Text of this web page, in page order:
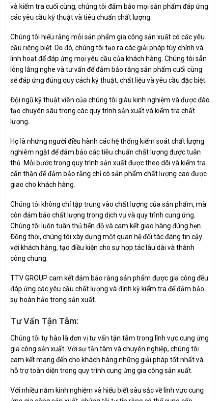
và kiểm tra cuối cùng, chúng tôi đảm bảo mọi sản phẩm đáp ứng
các yêu cầu kỹ thuật và tiêu chuẩn chất lượng.
Chúng tôi hiểu rằng mỗi sản phẩm gia công sản xuất có các yêu
cầu riêng biệt. Do đó, chúng tôi tạo ra các giải pháp tùy chỉnh và
linh hoạt để đáp ứng mọi yêu cầu của khách hàng. Chúng tôi sẵn
lòng lắng nghe và tư vấn để đảm bảo rằng sản phẩm cuối cùng
sẽ đáp ứng đúng quy cách kỹ thuật, chất liệu và yêu cầu đặc biệt.
Đội ngũ kỹ thuật viên của chúng tôi giàu kinh nghiệm và được đào
tạo chuyên sâu trong các quy trình sản xuất và kiểm tra chất
lượng.
Họ là những người điều hành các hệ thống kiểm soát chất lượng
nghiêm ngặt để đảm bảo các tiêu chuẩn chất lượng được tuân
thủ. Mỗi bước trong quy trình sản xuất được theo dõi và kiểm tra
cẩn thận để đảm bảo rằng chỉ có sản phẩm chất lượng cao được
giao cho khách hàng.
Chúng tôi không chỉ tập trung vào chất lượng của sản phẩm, mà
còn đảm bảo chất lượng trong dịch vụ và quy trình cung ứng.
Chúng tôi luôn tuân thủ tiến độ và cam kết giao hàng đúng hẹn.
Đồng thời, chúng tôi xây dựng một quan hệ đối tác đáng tin cậy
với khách hàng, tạo điều kiện cho sự hợp tác lâu dài và thành
công chung.
TTV GROUP cam kết đảm bảo rằng sản phẩm được gia công đều
đáp ứng các yêu cầu chất lượng và định kỳ kiểm tra để đảm bảo
sự hoàn hảo trong sản xuất.
Tư Vấn Tận Tâm:
Chúng tôi tự hào là đơn vị tư vấn tận tâm trong lĩnh vực cung ứng
gia công sản xuất. Với sự tận tâm và chuyên nghiệp, chúng tôi
cam kết mang đến cho khách hàng những giải pháp tốt nhất và
hỗ trợ toàn diện trong quy trình cung ứng gia công sản xuất.
Với nhiều năm kinh nghiệm và hiểu biết sâu sắc về lĩnh vực cung